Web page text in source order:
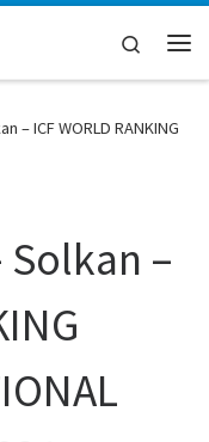
Search
– ICF WORLD RANKING
Solkan –